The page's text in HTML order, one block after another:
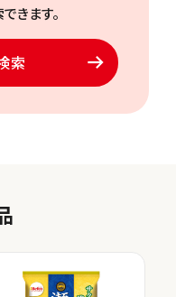
きます。
索